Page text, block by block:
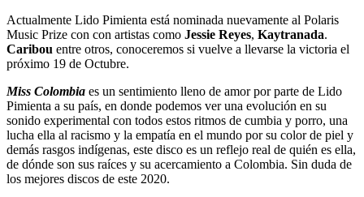
Actualmente Lido Pimienta está nominada nuevamente al Polaris
Music Prize con con artistas como Jessie Reyes, Kaytranada.
Caribou entre otros, conoceremos si vuelve a llevarse la victoria el
próximo 19 de Octubre.
Miss Colombia es un sentimiento lleno de amor por parte de Lido
Pimienta a su país, en donde podemos ver una evolución en su
sonido experimental con todos estos ritmos de cumbia y porro, una
lucha ella al racismo y la empatía en el mundo por su color de piel y
demás rasgos indígenas, este disco es un reflejo real de quién es ella,
de dónde son sus raíces y su acercamiento a Colombia. Sin duda de
los mejores discos de este 2020.